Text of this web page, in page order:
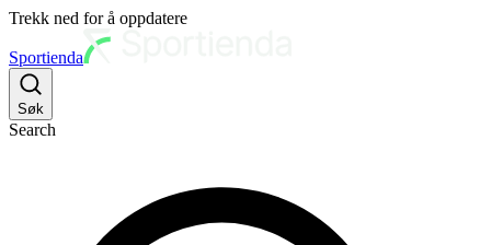
Trekk ned for å oppdatere
Sportienda
Søk
Search